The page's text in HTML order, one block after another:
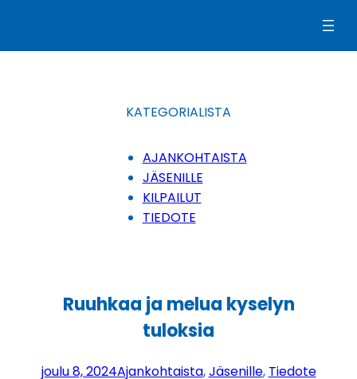
KATEGORIALISTA
AJANKOHTAISTA
JÄSENILLE
KILPAILUT
TIEDOTE
Ruuhkaa ja melua kyselyn
tuloksia
joulu 8, 2024Ajankohtaista, Jäsenille, Tiedote